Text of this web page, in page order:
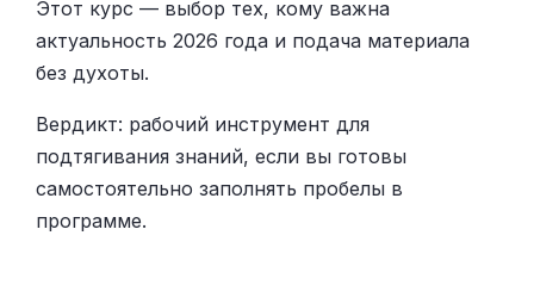
Этот курс — выбор тех, кому важна
актуальность 2026 года и подача материала
без духоты.
Вердикт: рабочий инструмент для
подтягивания знаний, если вы готовы
самостоятельно заполнять пробелы в
программе.